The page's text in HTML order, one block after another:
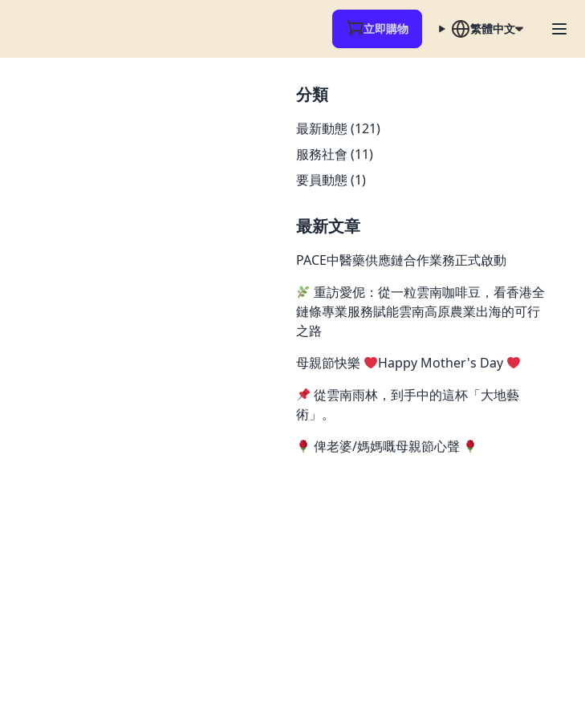
立即購物 繁體中文
分類
最新動態(121)
服務社會 (11)
要員動態(1)
最新文章
PACE中醫藥供應鏈合作業務正式啟動
重訪愛伲：從一粒雲南咖啡豆，看香港全
鏈條專業服務賦能雲南高原農業出海的可行
之路
母親節快樂
Happy Mother's Day
從雲南雨林，到手中的這杯「大地藝
術」。
俾老婆/媽媽嘅母親節心聲